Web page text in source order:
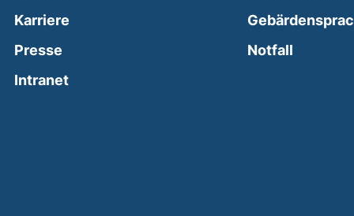
Karriere
Presse
Intranet(external link, opens in a new window)
Notfall